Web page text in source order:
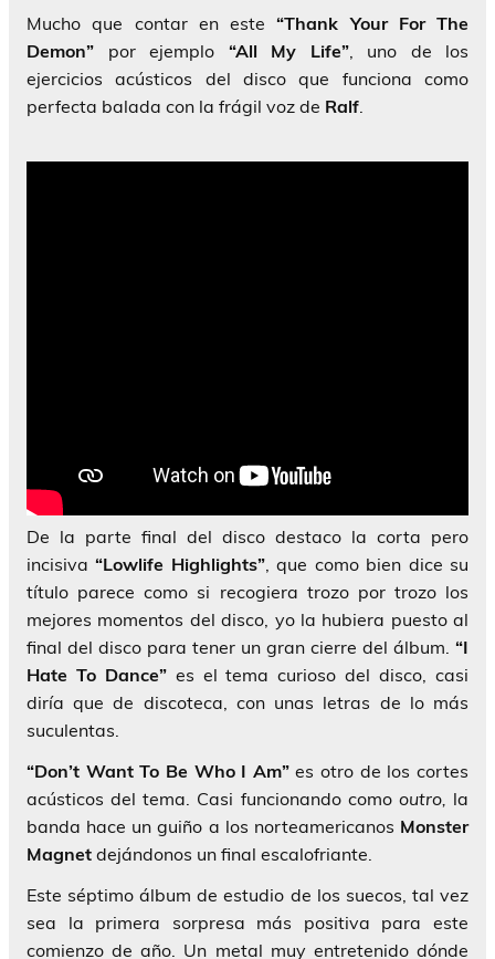
Mucho que contar en este“Thank Your For The
Demon” por ejemplo “All My Life”, uno de los
ejercicios acústicos del disco que funciona como
perfecta balada con la frágil voz de Ralf
De la parte final del disco destaco la corta pero
incisiva“Lowlife Highlights”, que como bien dice su
título parece como si recogiera trozo por trozo los
mejores momentos del disco, yo la hubiera puesto al
final del disco para tener un gran cierre del álbum. “I
Hate To Dance”es el tema curioso del disco, casi
diría que de discoteca, con unas letras de lo más
suculentas.
“Don’t Want To Be Who I Am”es otro de los cortes
acústicos del tema. Casi funcionando como outro, la
banda hace un guiño a los norteamericanos Monster
Magnet dejándonos un final escalofriante.
Este séptimo álbum de estudio de los suecos, tal vez
sea la primera sorpresa más positiva para este
comienzo de año. Un metal muy entretenido dónde